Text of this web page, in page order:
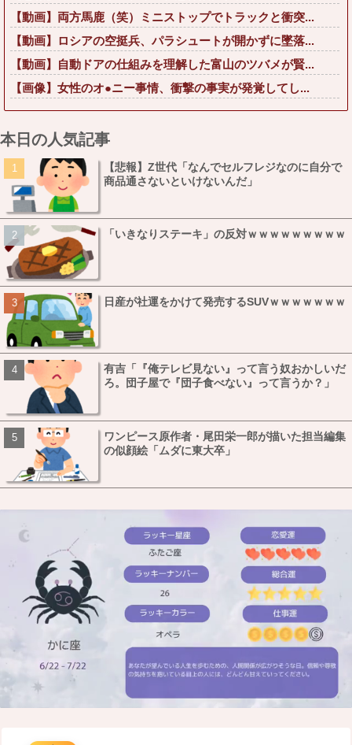
【動画】両方馬鹿（笑）ミニストップでトラックと衝突...
【動画】ロシアの空挺兵、パラシュートが開かずに墜落...
【動画】自動ドアの仕組みを理解した富山のツバメが賢...
【画像】女性のオ●ニー事情、衝撃の事実が発覚してし...
本日の人気記事
【悲報】Z世代「なんでセルフレジなのに自分で
商品通さないといけないんだ」
「いきなりステーキ」の反対ｗｗｗｗｗｗｗｗｗ
日産が社運をかけて発売するSUVｗｗｗｗｗｗｗ
有吉「『俺テレビ見ない』って言う奴おかしいだ
ろ。団子屋で『団子食べない』って言うか？」
ワンピース原作者・尾田栄一郎が描いた担当編集
の似顔絵「ムダに東大卒」